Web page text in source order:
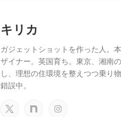
キリカ
ガジェットショットを作った人。
ザイナー。英国育ち。東京、湘南
し、理想の住環境を整えつつ乗り
錯誤中。